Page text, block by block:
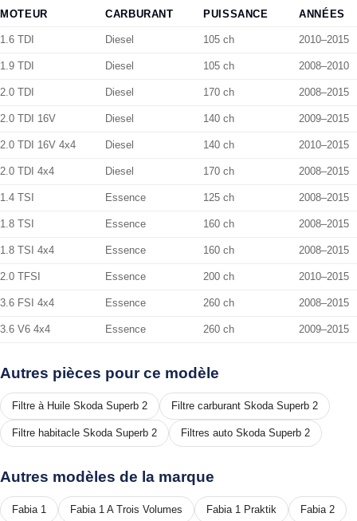
MOTEUR CARBURANT PUISSANCE ANNÉES
1.6 TDI Diesel 105 ch 2010–2015
1.9 TDI Diesel 105 ch 2008–2010
2.0 TDI Diesel 170 ch 2008–2015
2.0 TDI 16V Diesel 140 ch 2009–2015
2.0 TDI 16V 4x4 Diesel 140 ch 2010–2015
2.0 TDI 4x4 Diesel 170 ch 2008–2015
1.4 TSI Essence 125 ch 2008–2015
1.8 TSI Essence 160 ch 2008–2015
1.8 TSI 4x4 Essence 160 ch 2008–2015
2.0 TFSI Essence 200 ch 2010–2015
3.6 FSI 4x4 Essence 260 ch 2008–2015
3.6 V6 4x4 Essence 260 ch 2009–2015
Autres pièces pour ce modèle
Filtre à Huile Skoda Superb 2 Filtre carburant Skoda Superb 2
Filtre habitacle Skoda Superb 2 Filtres auto Skoda Superb 2
Autres modèles de la marque
Fabia 1 Fabia 1 A Trois Volumes Fabia 1 Praktik Fabia 2